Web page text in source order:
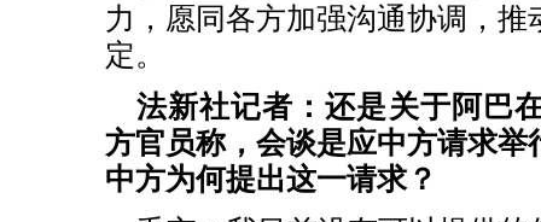
力，愿同各方加强沟通协调，
定。
法新社记者：还是关于阿巴
方官员称，会谈是应中方请求举
中方为何提出这一请求？